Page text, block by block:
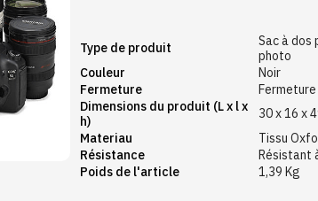
Type de produit
Sac à dos
photo
Couleur
Noir
Fermeture
Dimensions du produit (L x l x
h)
30 x 16 x
Materiau
Tissu
Résistance
Résistant
Poids de l'article
1,39 Kg